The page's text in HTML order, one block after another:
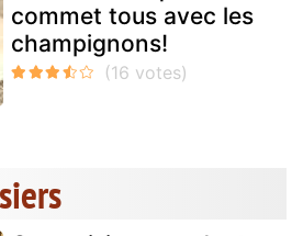
commet tous avec les
champignons!